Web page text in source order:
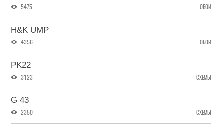
5475 ОБОИ
H&K UMP
4356 ОБОИ
PK22
3123 СХЕМЫ
G 43
2350 СХЕМЫ